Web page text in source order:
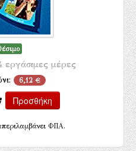
εργάσιμες μέρες
6,12 €
ΦΠΑ.